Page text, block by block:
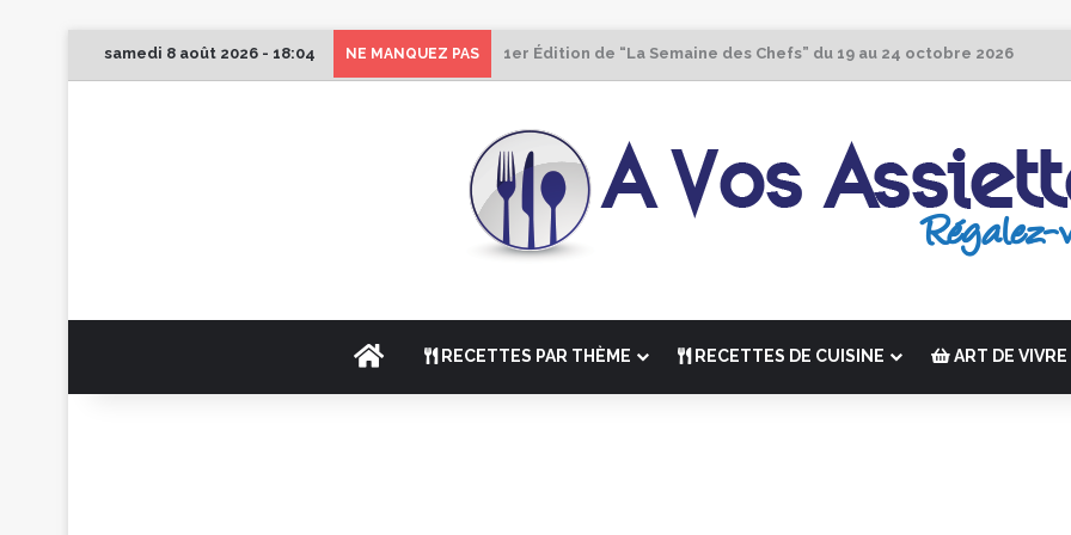
samedi 8 août 2026 - 18:04 NE MANQUEZ PAS 1er Édition de “La Semaine des Chefs” du 19 au 24 octobre 2026
ACCUEILRECETTES PAR THÈME RECETTES DE CUISINE ART DE VIVRE